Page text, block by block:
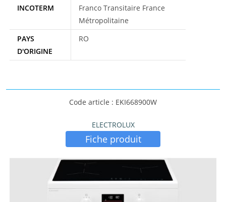
INCOTERM
Franco Transitaire France
Métropolitaine
PAYS
D'ORIGINE
RO
Code article : EKI668900W
ELECTROLUX
Fiche produit